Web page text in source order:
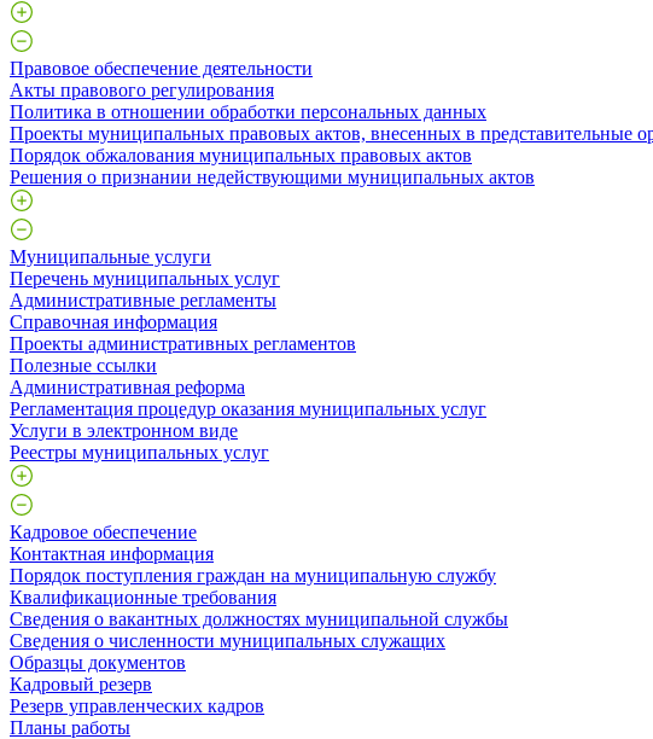
Правовое обеспечение деятельности
Акты правового регулирования
Политика в отношении обработки персональных данных
Проекты муниципальных правовых актов, внесенных в представительные
Порядок обжалования муниципальных правовых актов
Решения о признании недействующими муниципальных актов
Муниципальные услуги
Перечень муниципальных услуг
Административные регламенты
Справочная информация
Проекты административных регламентов
Полезные ссылки
Административная реформа
Регламентация процедур оказания муниципальных услуг
Услуги в электронном виде
Реестры муниципальных услуг
Кадровое обеспечение
Контактная информация
Порядок поступления граждан на муниципальную службу
Квалификационные требования
Сведения о вакантных должностях муниципальной службы
Сведения о численности муниципальных служащих
Образцы документов
Кадровый резерв
Резерв управленческих кадров
Планы работы